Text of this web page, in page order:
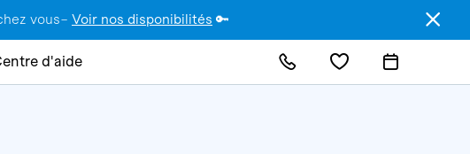
vous– Voir nos disponibilités 🔑
d'aide